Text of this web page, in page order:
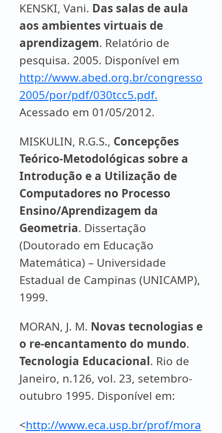
KENSKI, Vani. Das salas de aula
aos ambientes virtuais de
aprendizagem. Relatório de
pesquisa. 2005. Disponível em
http://www.abed.org.br/congresso
2005/por/pdf/030tcc5.pdf.
Acessado em 01/05/2012.
MISKULIN, R.G.S., Concepções
Teórico-Metodológicas sobre a
Introdução e a Utilização de
Computadores no Processo
Ensino/Aprendizagem da
Geometria. Dissertação
(Doutorado em Educação
Matemática) – Universidade
Estadual de Campinas (UNICAMP),
1999.
MORAN, J. M. Novas tecnologias e
o re-encantamento do mundo.
Tecnologia Educacional. Rio de
Janeiro, n.126, vol. 23, setembro-
outubro 1995. Disponível em:
<http://www.eca.usp.br/prof/mora